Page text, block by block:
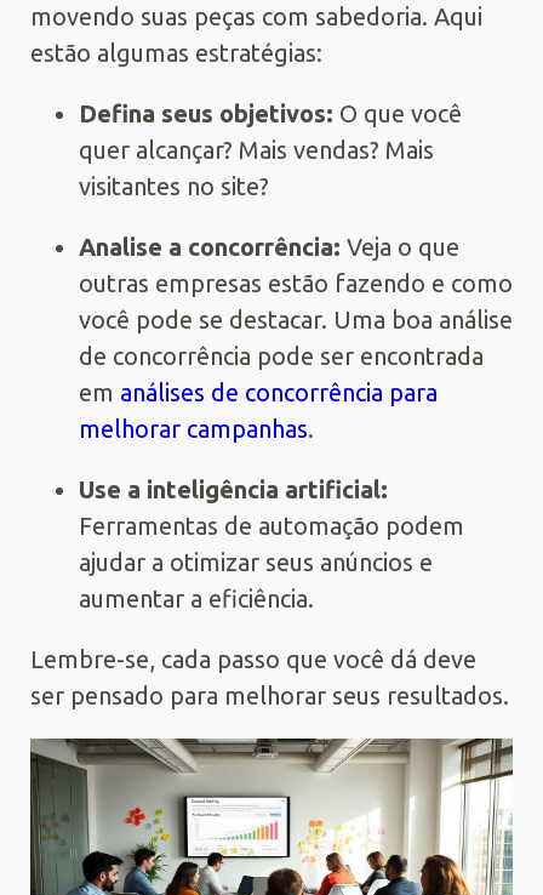
movendo suas peças com sabedoria. Aqui
estão algumas estratégias:
Defina seus objetivos: O que você
quer alcançar? Mais vendas? Mais
visitantes no site?
Analise a concorrência: Veja o que
outras empresas estão fazendo e como
você pode se destacar. Uma boa análise
de concorrência pode ser encontrada
em análises de concorrência para
melhorar campanhas.
Use a inteligência artificial:
Ferramentas de automação podem
ajudar a otimizar seus anúncios e
aumentar a eficiência.
Lembre-se, cada passo que você dá deve
ser pensado para melhorar seus resultados.